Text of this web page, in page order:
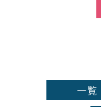
一覧